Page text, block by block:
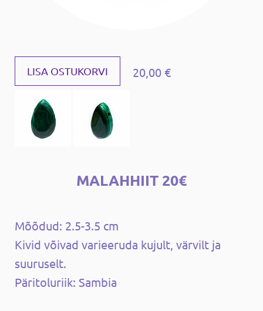
LISA OSTUKORVI 20,00 €
MALAHHIIT 20€
Mõõdud: 2.5-3.5 cm
Kivid võivad varieeruda kujult, värvilt ja
suuruselt.
Päritoluriik: Sambia